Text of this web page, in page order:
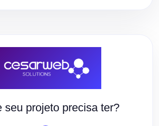
seu projeto precisa ter?